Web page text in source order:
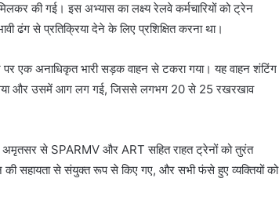
की गई। इस अभ्यास का लक्ष्य रेलवे कर्मचारियों को ट्रेन
से प्रतिक्रिया देने के लिए प्रशिक्षित करना था।
एक अनाधिकृत भारी सड़क वाहन से टकरा गया। यह वाहन शंटिंग
गया और उसमें आग लग गई, जिससे लगभग 20 से 25 रखरखाव
अमृतसर से SPARMV और ART सहित राहत ट्रेनों को तुरंत
सहायता से संयुक्त रूप से किए गए, और सभी फंसे हुए व्यक्तियों को